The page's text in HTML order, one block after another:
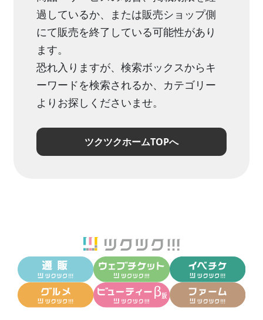
過しているか、または販売ショップ側
にて販売を終了している可能性があり
ます。
恐れ入りますが、検索ボックスからキ
ーワードを検索されるか、カテゴリー
よりお探しくださいませ。
ツクツクホームTOPへ